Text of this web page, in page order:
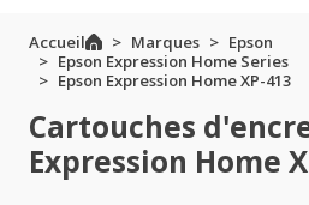
Accueil Marques
Epson
Epson Expression Home Series
Epson Expression Home XP-413
Cartouches
Expression Home